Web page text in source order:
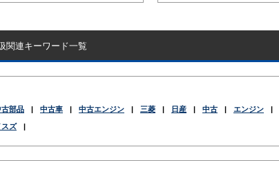
関連キーワード一覧
古部品 | 中古車 | 中古エンジン | 三菱 | 日産 | 中古 | エンジン |
スズ |